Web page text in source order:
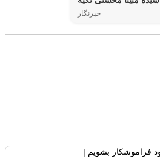
خبرنگار